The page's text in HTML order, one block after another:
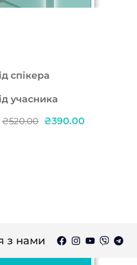
₴520.00 ₴390.00
Проміжний
спікера
учасника
з нами